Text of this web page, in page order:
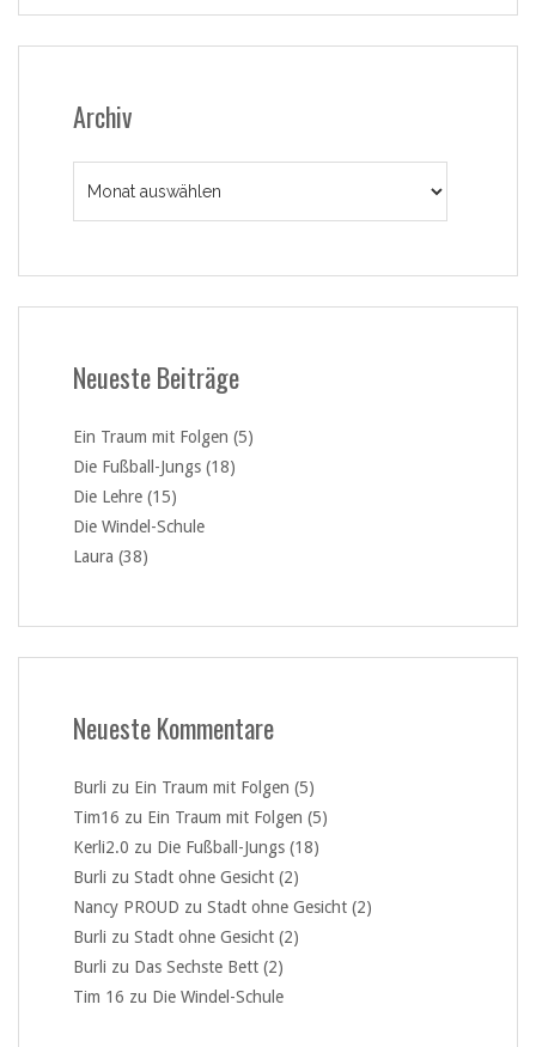
Archiv
Neueste Beiträge
Ein Traum mit Folgen (5)
Die Fußball-Jungs (18)
Die Lehre (15)
Die Windel-Schule
Laura (38)
Neueste Kommentare
Burli zu Ein Traum mit Folgen (5)
Tim16 zu Ein Traum mit Folgen (5)
Kerli2.0 zu Die Fußball-Jungs (18)
Burli zu Stadt ohne Gesicht (2)
Nancy PROUD zu Stadt ohne Gesicht (2)
Burli zu Stadt ohne Gesicht (2)
Burli zu Das Sechste Bett (2)
Tim 16 zu Die Windel-Schule